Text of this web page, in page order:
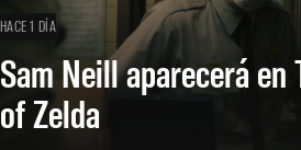
HACE 1 DÍA
Sam Neill aparecerá en
of Zelda